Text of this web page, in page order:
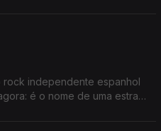
rock independente espanhol
é o nome de uma estrada